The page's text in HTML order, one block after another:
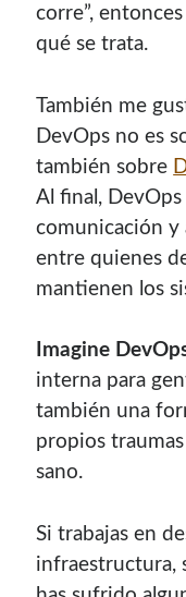
monetizar tu página.
Enlaces de
¿Buscas las
Humor Geek
Tutoriales
Descargas
Blogroll Geek
corre”,
qué se trata.
También me
DevOps no es
también sobre
Al final,
comunicación y
entre quienes
mantienen los
Imagine
interna para
también una
propios
sano.
Si trabajas en
infraestructura,